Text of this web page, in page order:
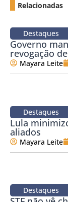
Relacionadas
Destaques
Governo
revogação
Mayara Leite
Destaques
Lula
aliados
Mayara Leite
Destaques